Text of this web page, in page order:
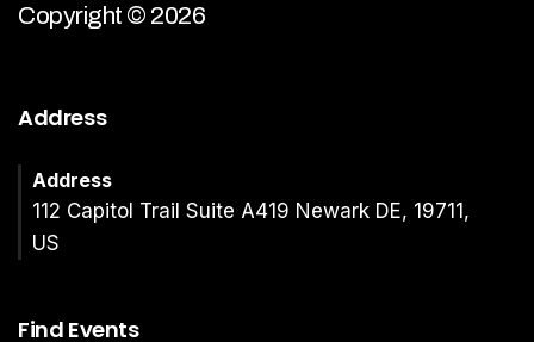
Copyright © 2026
Address
Address
112 Capitol Trail Suite A419 Newark DE, 19711,
US
Find Events